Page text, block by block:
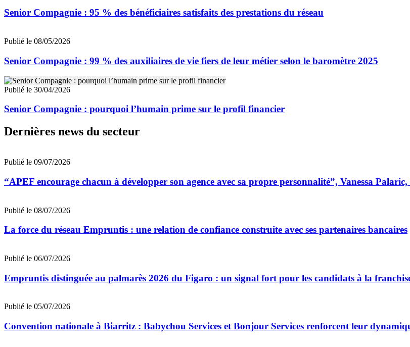
Senior Compagnie : 95 % des bénéficiaires satisfaits des prestations du réseau
Publié le 08/05/2026
Senior Compagnie : 99 % des auxiliaires de vie fiers de leur métier selon le baromètre 2025
Publié le 30/04/2026
Senior Compagnie : pourquoi l’humain prime sur le profil financier
Dernières news du secteur
Publié le 09/07/2026
“APEF encourage chacun à développer son agence avec sa propre personnalité”, Vanessa
Publié le 08/07/2026
La force du réseau Empruntis : une relation de confiance construite avec ses partenaires bancaires
Publié le 06/07/2026
Empruntis distinguée au palmarès 2026 du Figaro : un signal fort pour les candidats à la
Publié le 05/07/2026
Convention nationale à Biarritz : Babychou Services et Bonjour Services renforcent leur